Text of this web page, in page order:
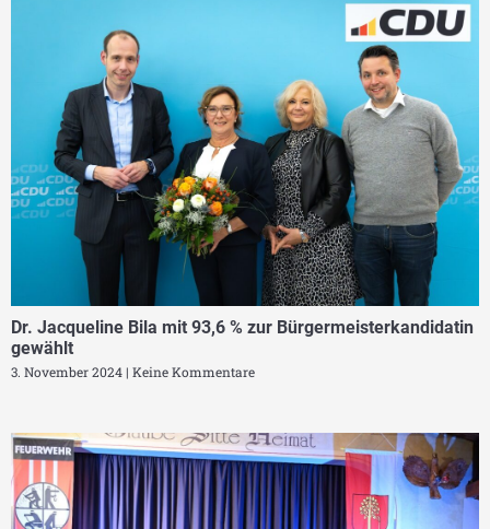
Dr. Jacqueline Bila mit 93,6 % zur Bürgermeisterkandidatin
gewählt
3. November 2024 Keine Kommentare